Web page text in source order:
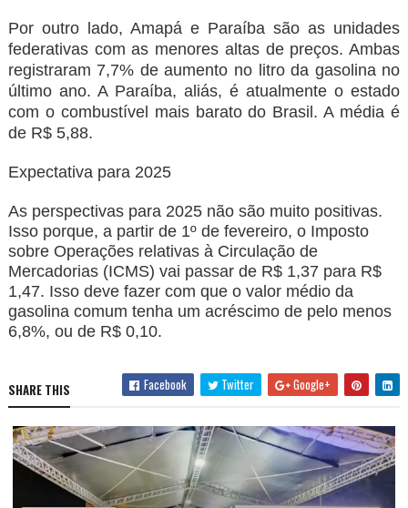
Por outro lado, Amapá e Paraíba são as unidades
federativas com as menores altas de preços. Ambas
registraram 7,7% de aumento no litro da gasolina no
último ano. A Paraíba, aliás, é atualmente o estado
com o combustível mais barato do Brasil. A média é
de R$ 5,88.
Expectativa para 2025
As perspectivas para 2025 não são muito positivas.
Isso porque, a partir de 1º de fevereiro, o Imposto
sobre Operações relativas à Circulação de
Mercadorias (ICMS) vai passar de R$ 1,37 para R$
1,47. Isso deve fazer com que o valor médio da
gasolina comum tenha um acréscimo de pelo menos
6,8%, ou de R$ 0,10.
SHARE THIS Facebook Twitter Google+